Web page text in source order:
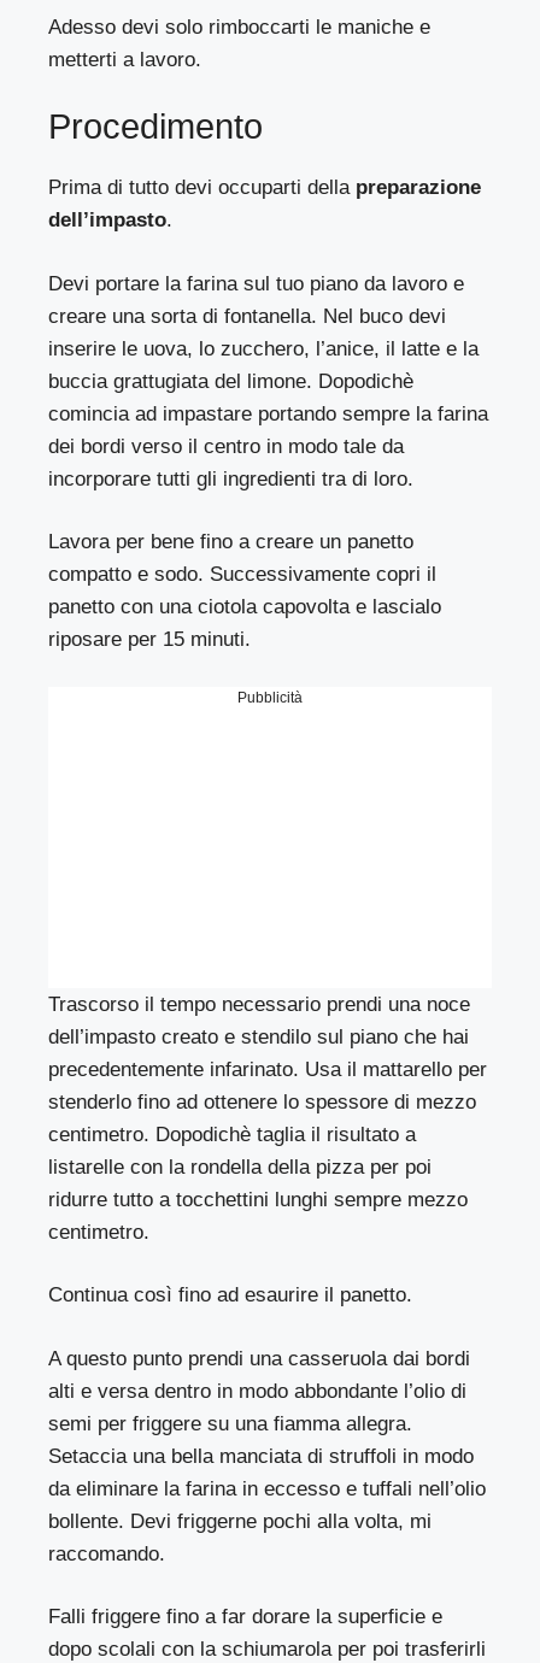
Adesso devi solo rimboccarti le maniche e
metterti a lavoro.
Procedimento
Prima di tutto devi occuparti della preparazione
dell’impasto.
Devi portare la farina sul tuo piano da lavoro e
creare una sorta di fontanella. Nel buco devi
inserire le uova, lo zucchero, l’anice, il latte e la
buccia grattugiata del limone. Dopodichè
comincia ad impastare portando sempre la farina
dei bordi verso il centro in modo tale da
incorporare tutti gli ingredienti tra di loro.
Lavora per bene fino a creare un panetto
compatto e sodo. Successivamente copri il
panetto con una ciotola capovolta e lascialo
riposare per 15 minuti.
Pubblicità
Trascorso il tempo necessario prendi una noce
dell’impasto creato e stendilo sul piano che hai
precedentemente infarinato. Usa il mattarello per
stenderlo fino ad ottenere lo spessore di mezzo
centimetro. Dopodichè taglia il risultato a
listarelle con la rondella della pizza per poi
ridurre tutto a tocchettini lunghi sempre mezzo
centimetro.
Continua così fino ad esaurire il panetto.
A questo punto prendi una casseruola dai bordi
alti e versa dentro in modo abbondante l’olio di
semi per friggere su una fiamma allegra.
Setaccia una bella manciata di struffoli in modo
da eliminare la farina in eccesso e tuffali nell’olio
bollente. Devi friggerne pochi alla volta, mi
raccomando.
Falli friggere fino a far dorare la superficie e
dopo scolali con la schiumarola per poi trasferirli